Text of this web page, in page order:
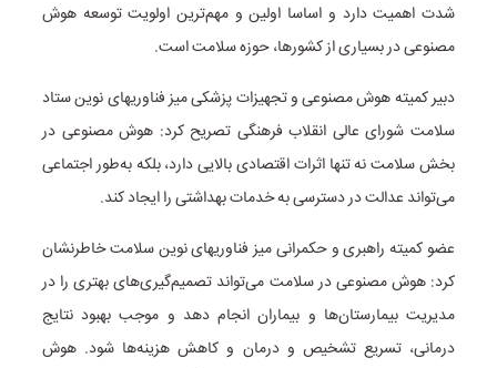
شدت اهمیت دارد و اساسا اولین و مهم‌ترین اولویت توسعه هوش
مصنوعی در بسیاری از کشورها، حوزه سلامت است.
دبیر کمیته هوش مصنوعی و تجهیزات پزشکی میز فناوریهای نوین ستاد
سلامت شورای عالی انقلاب فرهنگی تصریح کرد: هوش مصنوعی در
بخش سلامت نه تنها اثرات اقتصادی بالایی دارد، بلکه به‌طور اجتماعی
می‌تواند عدالت در دسترسی به خدمات بهداشتی را ایجاد کند.
عضو کمیته راهبری و حکمرانی میز فناوریهای نوین سلامت خاطرنشان
کرد: هوش مصنوعی در سلامت می‌تواند تصمیم‌گیری‌های بهتری را در
مدیریت بیمارستان‌ها و بیماران انجام دهد و موجب بهبود نتایج
درمانی، تسریع تشخیص و درمان و کاهش هزینه‌ها شود. هوش